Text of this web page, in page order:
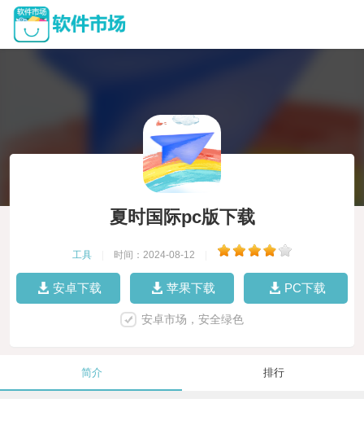
夏时国际pc版下载
工具 时间：2024-08-12
安卓下载 苹果下载 PC下载
安卓市场，安全绿色
简介 排行